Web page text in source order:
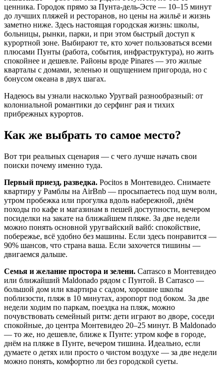
ценника. Городок прямо за Пунта-дель-Эсте — 10–15 минут
до лучших пляжей и ресторанов, но цены на жильё и жизнь
заметно ниже. Здесь настоящая городская жизнь: школы,
больницы, рынки, парки, и при этом быстрый доступ к
курортной зоне. Выбирают те, кто хочет пользоваться всеми
плюсами Пунты (работа, события, инфраструктура), но жить
спокойнее и дешевле. Районы вроде Pinares — это жилые
кварталы с домами, зеленью и ощущением пригорода, но с
бонусом океана в двух шагах.
Надеюсь вы узнали насколько Уругвай разнообразный: от
колониальной романтики до серфинг рая и тихих
прибрежных курортов.
Как же выбрать то самое место?
Вот три реальных сценария — с чего лучше начать свои
поиски почему именно туда.
Первый приезд, разведка. Pocitos в Монтевидео. Снимаете
квартиру у Рамблы на AirBnb — просыпаетесь под шум волн,
утром пробежка или прогулка вдоль набережной, днём
походы по кафе и магазинам в пешей доступности, вечером
посиделки на закате на ближайшем пляже. За две недели
можно понять основной уругвайский вайб: спокойствие,
побережье, всё удобно без машины. Если здесь понравится —
90% шансов, что страна ваша. Если захочется тишины —
двигаемся дальше.
Семья и желание простора и зелени. Carrasco в Монтевидео
или ближайший Maldonado рядом с Пунтой. В Carrasco —
большой дом или квартира с садом, хорошие школы
поблизости, пляж в 10 минутах, аэропорт под боком. За две
недели ходим по паркам, поездка на пляж, можно
почувствовать семейный ритм: дети играют во дворе, соседи
спокойные, до центра Монтевидео 20–25 минут. В Maldonado
— то же, но дешевле, ближе к Пунте: утром кофе в городе,
днём на пляже в Пунте, вечером тишина. Идеально, если
думаете о детях или просто о чистом воздухе — за две недели
можно понять, комфортно ли без городской суеты.